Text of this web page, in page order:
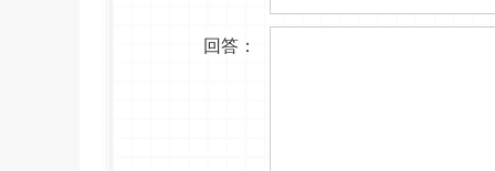
回答：